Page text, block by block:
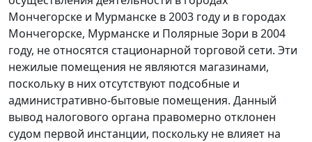
Мончегорске и Мурманске в 2003 году и в городах
Мончегорске, Мурманске и Полярные Зори в 2004
году, не относятся стационарной торговой сети. Эти
нежилые помещения не являются магазинами,
поскольку в них отсутствуют подсобные и
административно-бытовые помещения. Данный
вывод налогового органа правомерно отклонен
судом первой инстанции, поскольку не влияет на